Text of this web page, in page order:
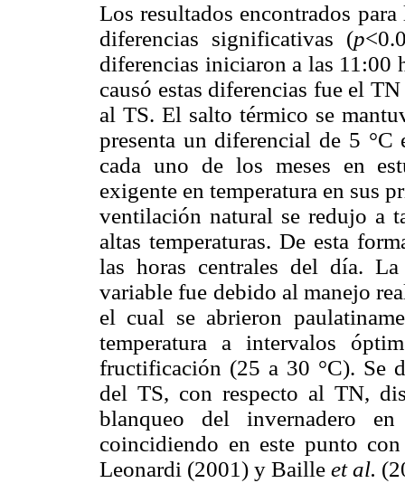
Los resultados encontrados
diferencias significativas (p
diferencias iniciaron a las 11:00
causó estas diferencias fue el
al TS. El salto térmico se
presenta un diferencial de 5
cada uno de los meses en
exigente en temperatura en sus
ventilación natural se redujo a
altas temperaturas. De esta
las horas centrales del día.
variable fue debido al manejo
el cual se abrieron
temperatura a intervalos
fructificación (25 a 30 °C). Se
del TS, con respecto al TN,
blanqueo del invernadero
coincidiendo en este punto
Leonardi (2001) y Baille et al.